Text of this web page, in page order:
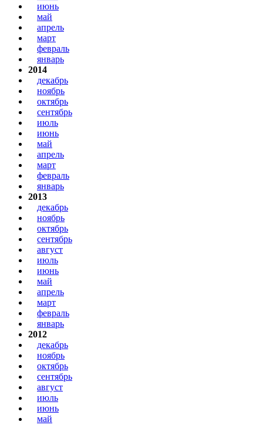
июнь
май
апрель
март
февраль
январь
2014
декабрь
ноябрь
октябрь
сентябрь
июль
июнь
май
апрель
март
февраль
январь
2013
декабрь
ноябрь
октябрь
сентябрь
август
июль
июнь
май
апрель
март
февраль
январь
2012
декабрь
ноябрь
октябрь
сентябрь
август
июль
июнь
май